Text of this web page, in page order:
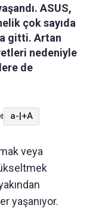
ASUS,
çok sayıda
gitti. Artan
nedeniyle
de
a- +A
veya
yaşanıyor.